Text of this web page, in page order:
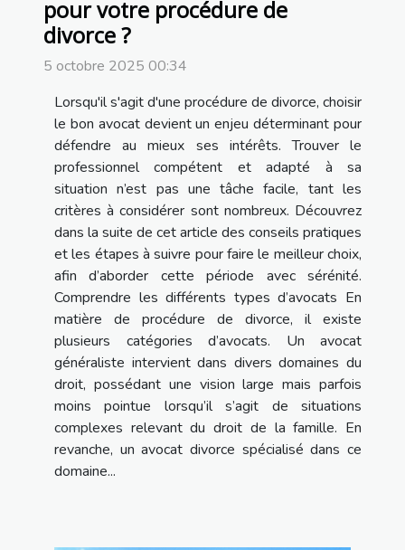
pour votre procédure de
divorce ?
5 octobre 2025 00:34
Lorsqu'il s'agit d'une procédure de divorce, choisir
le bon avocat devient un enjeu déterminant pour
défendre au mieux ses intérêts. Trouver le
professionnel compétent et adapté à sa
situation n’est pas une tâche facile, tant les
critères à considérer sont nombreux. Découvrez
dans la suite de cet article des conseils pratiques
et les étapes à suivre pour faire le meilleur choix,
afin d’aborder cette période avec sérénité.
Comprendre les différents types d’avocats En
matière de procédure de divorce, il existe
plusieurs catégories d’avocats. Un avocat
généraliste intervient dans divers domaines du
droit, possédant une vision large mais parfois
moins pointue lorsqu’il s’agit de situations
complexes relevant du droit de la famille. En
revanche, un avocat divorce spécialisé dans ce
domaine...